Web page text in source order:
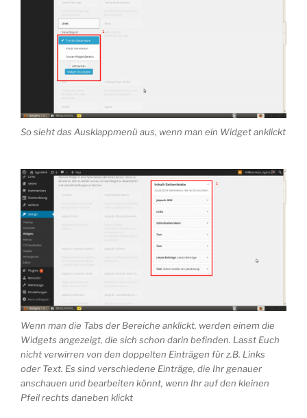
So sieht das Ausklappmenü aus, wenn man ein Widget anklickt
Wenn man die Tabs der Bereiche anklickt, werden einem die
Widgets angezeigt, die sich schon darin befinden. Lasst Euch
nicht verwirren von den doppelten Einträgen für z.B. Links
oder Text. Es sind verschiedene Einträge, die Ihr genauer
anschauen und bearbeiten könnt, wenn Ihr auf den kleinen
Pfeil rechts daneben klickt